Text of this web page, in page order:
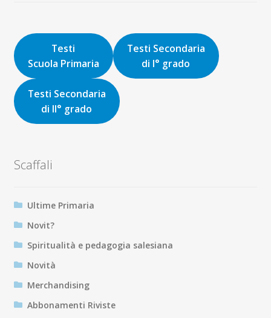
16,00€.15,20€.
Testi
Scuola Primaria
Testi Secondaria
di I° grado
Testi Secondaria
di II° grado
Scaffali
Ultime Primaria
Novit?
Spiritualità e pedagogia salesiana
Novità
Merchandising
Abbonamenti Riviste